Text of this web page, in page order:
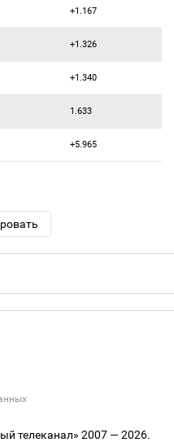
+1.167
+1.326
+1.340
1.633
+5.965
телеканал» 2007 — 2026.